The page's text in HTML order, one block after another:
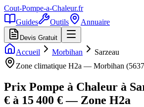
Cout-Pompe-a-Chaleur.fr
Guides
Outils Annuaire
Devis Gratuit
Accueil Morbihan
Sarzeau
Zone climatique H2a — Morbihan (
Prix Pompe à Chaleur à
€ à 15 400 € — Zone H2a